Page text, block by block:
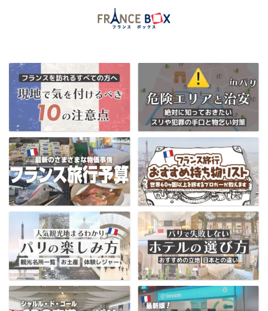
当ブログ限定フランス割引クーポンはコチラ